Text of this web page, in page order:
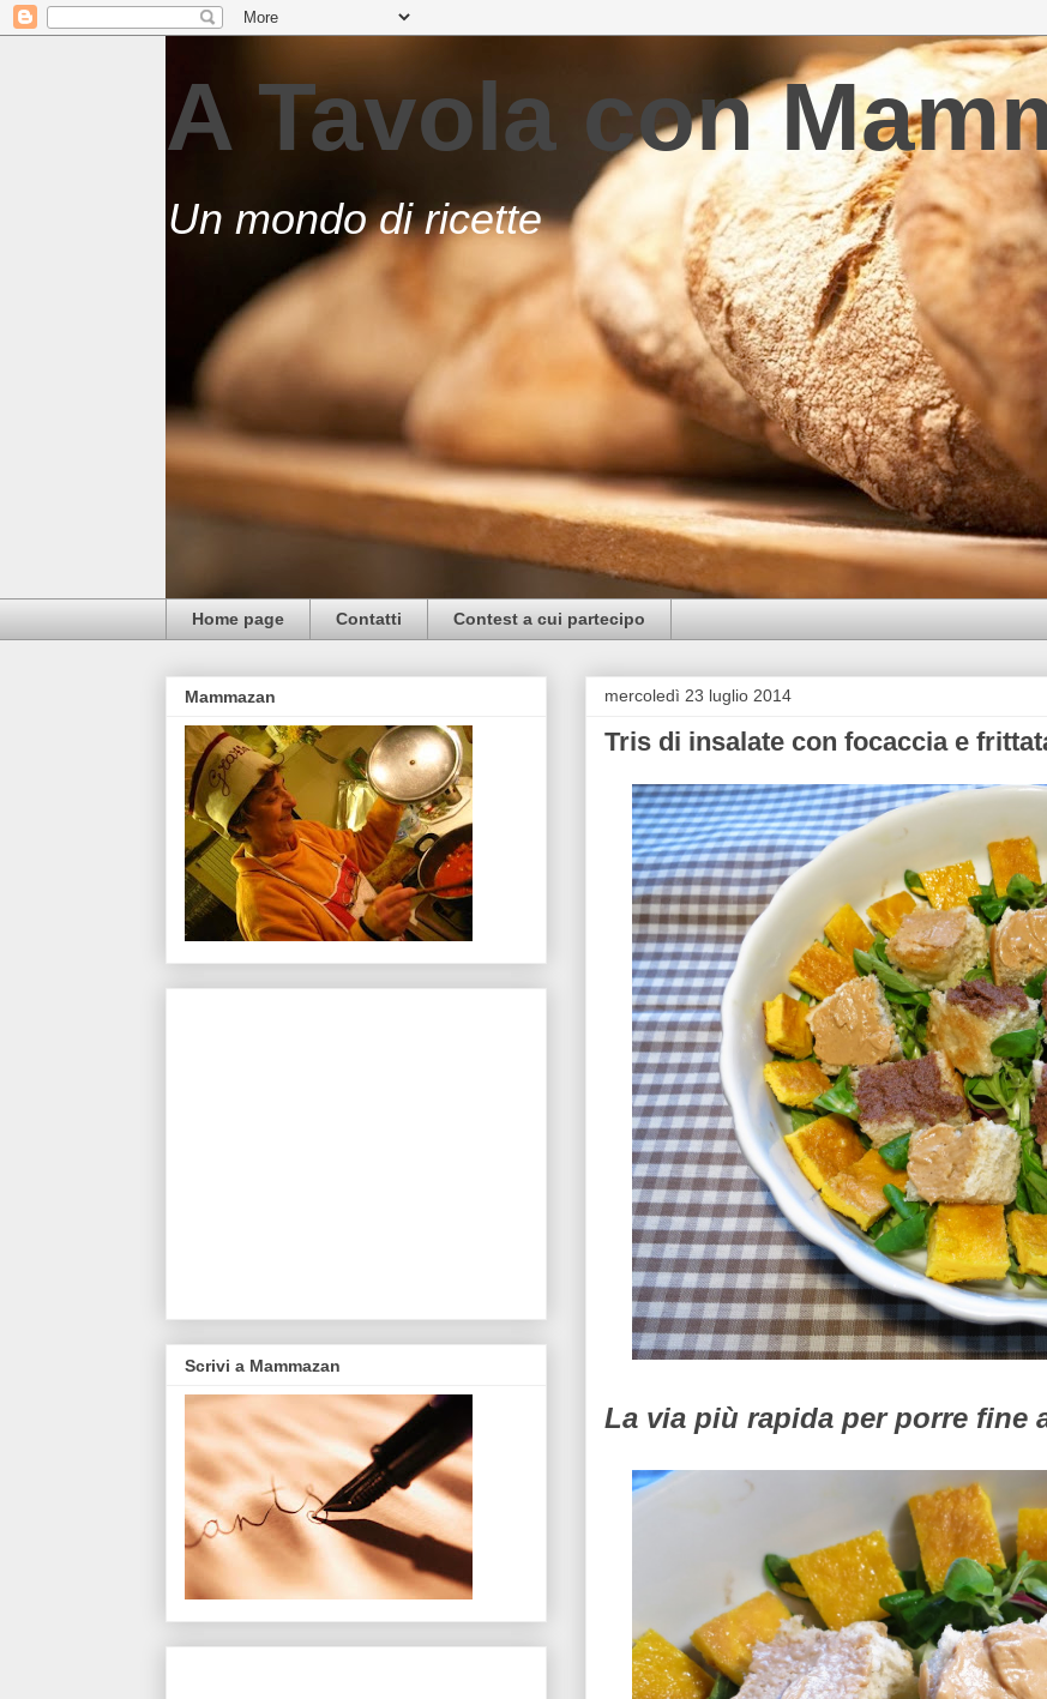
A Tavola con
Un mondo di ricette
Home page Contatti Contest a cui partecipo
mercoledì 23 luglio 2014
Tris di insalate con focaccia e
La via più rapida per porre fine
Mammazan
Scrivi a Mammazan